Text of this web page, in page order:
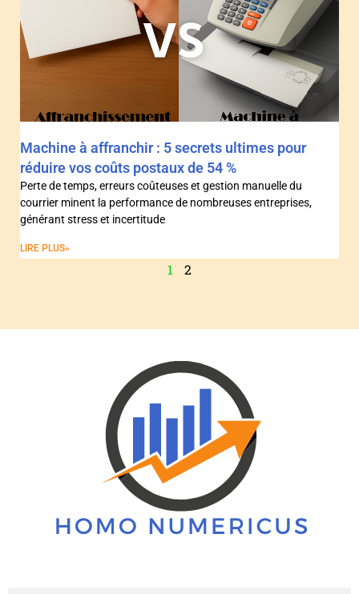
Machine à affranchir : 5 secrets ultimes pour
réduire vos coûts postaux de 54 %
Perte de temps, erreurs coûteuses et gestion manuelle du
courrier minent la performance de nombreuses entreprises,
générant stress et incertitude
LIRE PLUS»
1 2